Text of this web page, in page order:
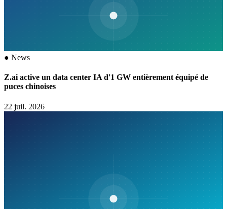
● News
Z.ai active un data center IA d'1 GW entièrement équipé de
puces chinoises
22 juil. 2026